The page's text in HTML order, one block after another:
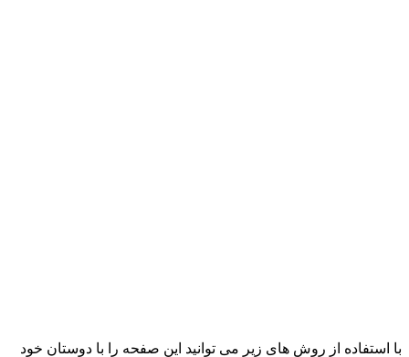
با استفاده از روش های زیر می توانید این صفحه را با دوستان خود